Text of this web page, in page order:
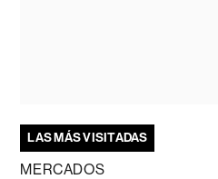
LAS MÁS VISITADAS
MERCADOS